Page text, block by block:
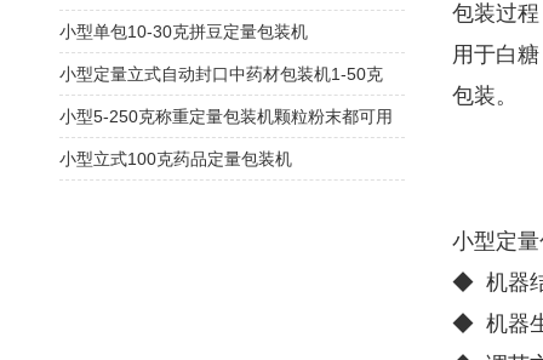
包装过
用于白
包装。
小型定
◆ 机器
◆ 机器
小型单包10-30克拼豆定量包装机
小型定量立式自动封口中药材包装机1-50克
小型5-250克称重定量包装机颗粒粉末都可用
小型立式100克药品定量包装机